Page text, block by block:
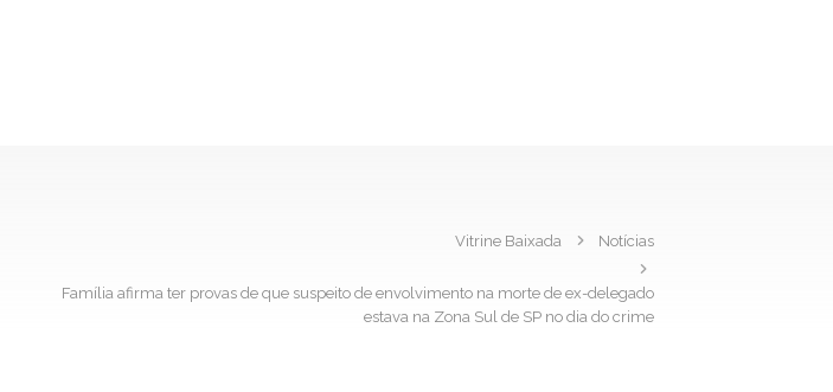
Vitrine Baixada Notícias
Família afirma ter provas de que suspeito de envolvimento na morte de ex-delegado
estava na Zona Sul de SP no dia do crime